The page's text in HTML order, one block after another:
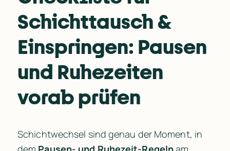
Schichttausch &
Einspringen: Pausen
und Ruhezeiten
vorab prüfen
Schichtwechsel sind genau der Moment, in